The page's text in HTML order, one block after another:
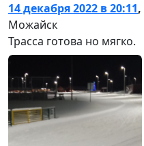
14 декабря 2022 в 20:11,
Можайск
Трасса готова но мягко.